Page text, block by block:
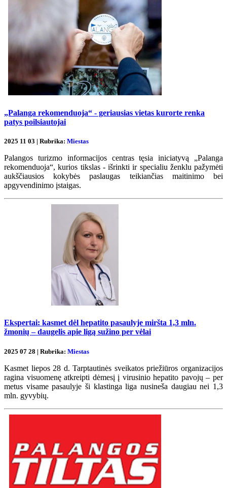
„Palanga rekomenduoja“ - geriausias vietas kurorte renka
patys poilsiautojai
2025 11 03 | Rubrika: Miestas
Palangos turizmo informacijos centras tęsia iniciatyvą „Palanga
rekomenduoja“, kurios tikslas - išrinkti ir specialiu ženklu pažymėti
aukščiausios kokybės paslaugas teikiančias maitinimo bei
apgyvendinimo įstaigas.
Ekspertai: kasmet dėl hepatito pasaulyje miršta 1,3 mln.
žmonių – daugelis apie ligą sužino per vėlai
2025 07 28 | Rubrika: Miestas
Kasmet liepos 28 d. Tarptautinės sveikatos priežiūros organizacijos
ragina visuomenę atkreipti dėmesį į virusinio hepatito pavojų – per
metus visame pasaulyje ši klastinga liga nusineša daugiau nei 1,3
mln. gyvybių.